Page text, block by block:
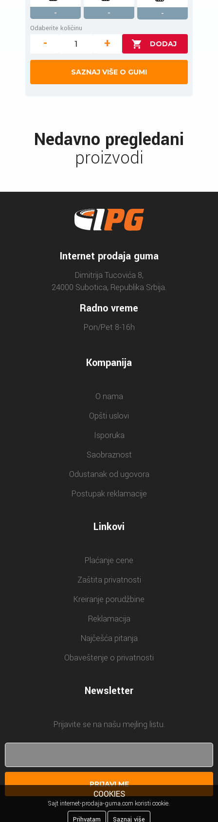
- -
-
Odaberite količinu
- +
SAZNAJ VIŠE O GUMI
Nedavno pregledani
proizvodi
Internet prodaja guma
Dimitrija Tucovića 8,
24000 Subotica, Republika Srbija.
Radno vreme
Pon/Pet 8-16h
Kompanija
O nama
Opšti uslovi
Isporuka
Saobraznost
Odustanak od ugovora
Postupak reklamacije
Linkovi
Plaćanje cene
Zaštita privatnosti
Kreiranje porudžbine
Reklamacija
Najčešća pitanja
Obaveštenje o privatnosti
Newsletter
Prijavite se na našu mejling listu.
PRIJAVI ME
COOKIES
Sajt internet-prodaja-guma.com koristi cookie.
Prihvatam
Saznaj više